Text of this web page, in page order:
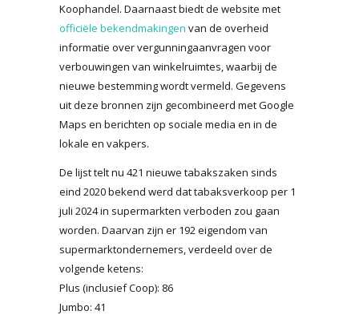
Koophandel. Daarnaast biedt de website met
officiële bekendmakingen van de overheid
informatie over vergunningaanvragen voor
verbouwingen van winkelruimtes, waarbij de
nieuwe bestemming wordt vermeld. Gegevens
uit deze bronnen zijn gecombineerd met Google
Maps en berichten op sociale media en in de
lokale en vakpers.
De lijst telt nu 421 nieuwe tabakszaken sinds
eind 2020 bekend werd dat tabaksverkoop per 1
juli 2024 in supermarkten verboden zou gaan
worden. Daarvan zijn er 192 eigendom van
supermarktondernemers, verdeeld over de
volgende ketens:
Plus (inclusief Coop): 86
Jumbo: 41